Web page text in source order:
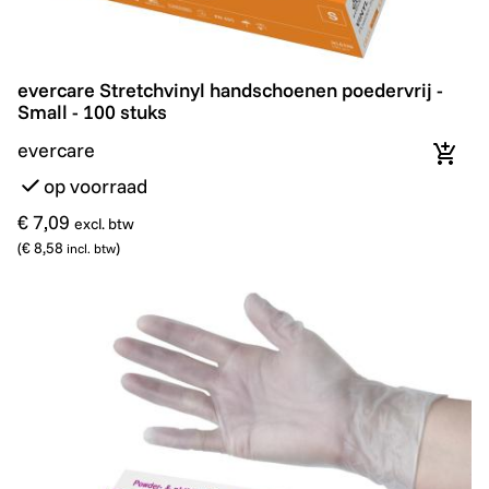
evercare Stretchvinyl handschoenen poedervrij -
evercare Stretchvinyl handschoenen poedervrij -
Small - 100 stuks
evercare
op voorraad
€ 7,09 excl. btw
(€ 8,58 incl. btw)
In